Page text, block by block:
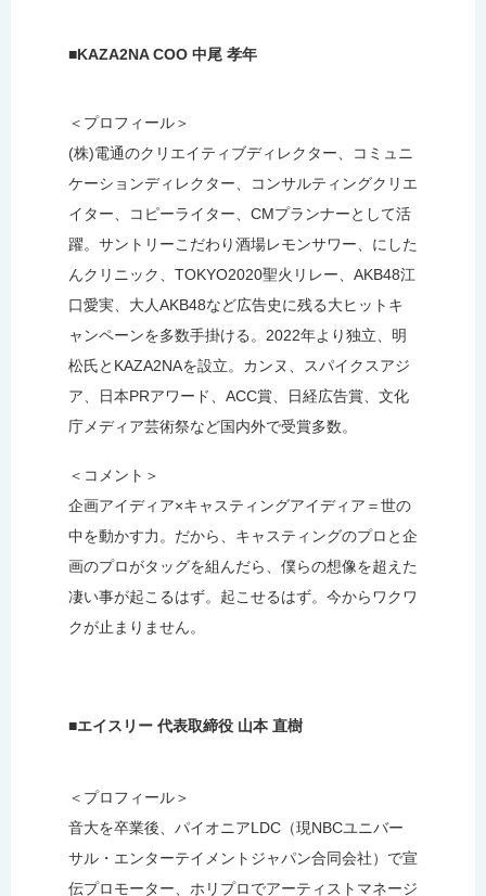
■KAZA2NA COO 中尾 孝年
＜プロフィール＞
(株)電通のクリエイティブディレクター、コミュニ
ケーションディレクター、コンサルティングクリエ
イター、コピーライター、CMプランナーとして活
躍。サントリーこだわり酒場レモンサワー、にした
んクリニック、TOKYO2020聖火リレー、AKB48江
口愛実、大人AKB48など広告史に残る大ヒットキ
ャンペーンを多数手掛ける。2022年より独立、明
松氏とKAZA2NAを設立。カンヌ、スパイクスアジ
ア、日本PRアワード、ACC賞、日経広告賞、文化
庁メディア芸術祭など国内外で受賞多数。
＜コメント＞
企画アイディア×キャスティングアイディア＝世の
中を動かす力。だから、キャスティングのプロと企
画のプロがタッグを組んだら、僕らの想像を超えた
凄い事が起こるはず。起こせるはず。今からワクワ
クが止まりません。
■エイスリー 代表取締役 山本 直樹
＜プロフィール＞
音大を卒業後、パイオニアLDC（現NBCユニバー
サル・エンターテイメントジャパン合同会社）で宣
伝プロモーター、ホリプロでアーティストマネージ